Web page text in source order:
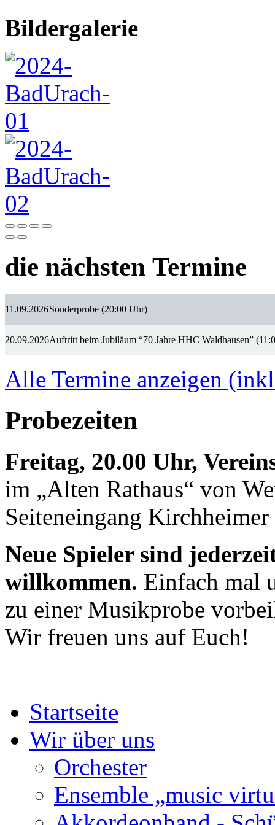
Bildergalerie
die nächsten Termine
11.09.2026Sonderprobe (20:00 Uhr)
20.09.2026Auftritt beim Jubiläum “70 Jahre HHC Waldhausen”
Alle Termine anzeigen
Probezeiten
Freitag, 20.00 Uhr,
im „Alten Rathaus“ von
Seiteneingang Kirchheimer
Neue Spieler sind
willkommen. Einfach mal
zu einer Musikprobe
Wir freuen uns auf Euch!
Startseite
Wir über uns
Orchester
Ensemble „music